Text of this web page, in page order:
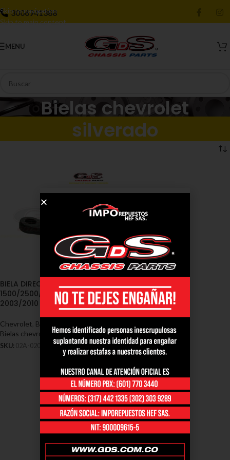
Skip to navigation
Skip to main content
3006941388
MENU
Bielas chevrolet
silverado
BIELA DIRECCION SILVERADO
1500/2500/3500 – AVALANCHE
2003/2010 (02A-0205)
Chevrolet Bielas - Chevrolet
Bielas chevrolet silverado
SKU: 02A-0205